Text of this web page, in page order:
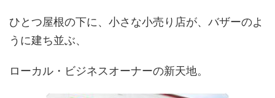
ひとつ屋根の下に、小さな小売り店が、バザーのよ
うに建ち並ぶ、
ローカル・ビジネスオーナーの新天地。